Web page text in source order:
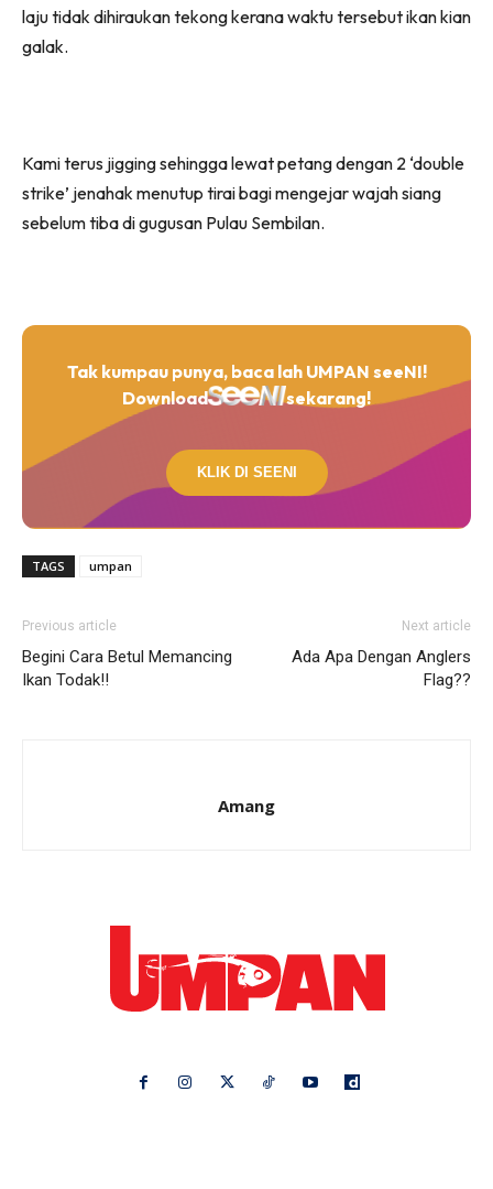
laju tidak dihiraukan tekong kerana waktu tersebut ikan kian
galak.
Kami terus jigging sehingga lewat petang dengan 2 ‘double
strike’ jenahak menutup tirai bagi mengejar wajah siang
sebelum tiba di gugusan Pulau Sembilan.
Tak kumpau punya, baca lah UMPAN seeNI!
Download
sekarang!
KLIK DI SEENI
TAGS umpan
Previous article
Begini Cara Betul Memancing
Ikan Todak!!
Next article
Ada Apa Dengan Anglers
Flag??
Amang